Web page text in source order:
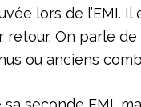
lors de l’EMI.
retour. On parle
ou anciens